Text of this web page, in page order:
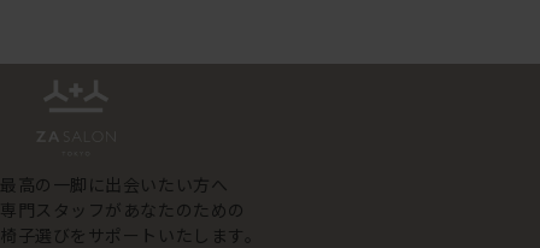
最高の一脚に出会いたい方へ
専門スタッフがあなたのための
椅子選びをサポートいたします。